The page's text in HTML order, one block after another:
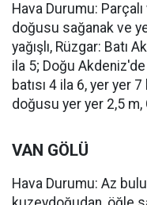
Hava Durumu:
doğusu sağanak ve
yağışlı, Rüzgar: Batı
ila 5; Doğu
batısı 4 ila 6, yer yer
doğusu yer yer 2,5 m,
VAN GÖLÜ
Hava Durumu: Az